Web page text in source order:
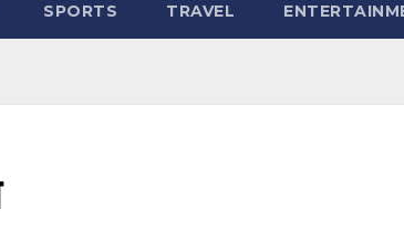
SPORTS TRAVEL